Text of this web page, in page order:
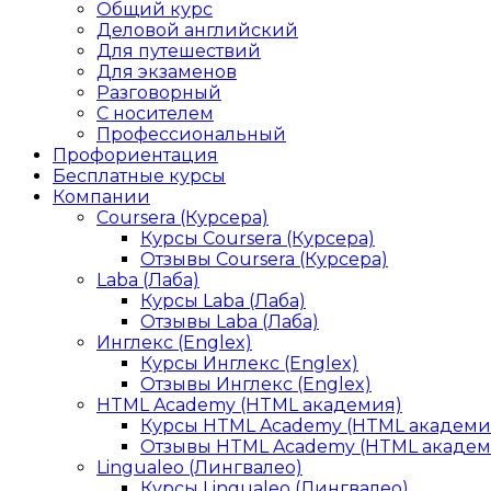
Общий курс
Деловой английский
Для путешествий
Для экзаменов
Разговорный
С носителем
Профессиональный
Профориентация
Бесплатные курсы
Компании
Coursera (Курсера)
Курсы Coursera (Курсера)
Отзывы Coursera (Курсера)
Laba (Лаба)
Курсы Laba (Лаба)
Отзывы Laba (Лаба)
Инглекс (Englex)
Курсы Инглекс (Englex)
Отзывы Инглекс (Englex)
HTML Academy (HTML академия)
Курсы HTML Academy (HTML
Отзывы HTML Academy (HTML
Lingualeo (Лингвалео)